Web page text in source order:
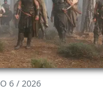
6 / 2026